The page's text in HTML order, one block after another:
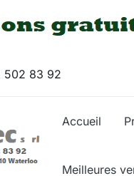
502 83 92
Accueil
Meilleures